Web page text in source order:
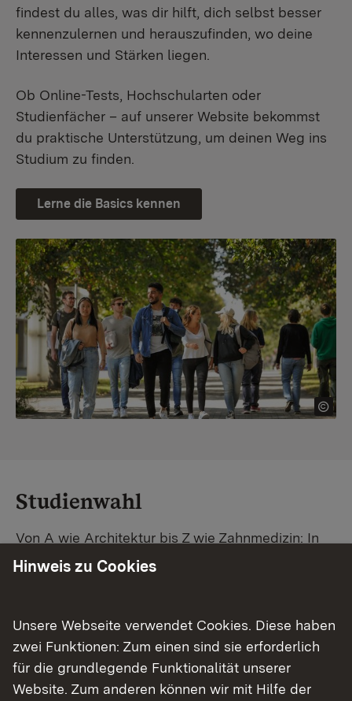
findest du alles, was dir hilft, dich selbst besser
kennenzulernen und herauszufinden, wo deine
Interessen und Stärken liegen.
Ob Online-Tests, Hochschularten oder
Studienfächer – auf unserer Website bekommst
du praktische Unterstützung, um deinen Weg ins
Studium zu finden.
Lerne die Basics kennen
Studienwahl
Von A wie Architektur bis Z wie Zahnmedizin: In
Baden-Württemberg warten unzählige
Studiengangsuche schnell den passenden
Studienplatz. Außerdem gibt's eine Schritt-für-
Schritt-Anleitung zu deinem Traum-Studium.
Hinweis zu Cookies
Unsere Webseite verwendet Cookies. Diese haben
zwei Funktionen: Zum einen sind sie erforderlich
für die grundlegende Funktionalität unserer
Website. Zum anderen können wir mit Hilfe der